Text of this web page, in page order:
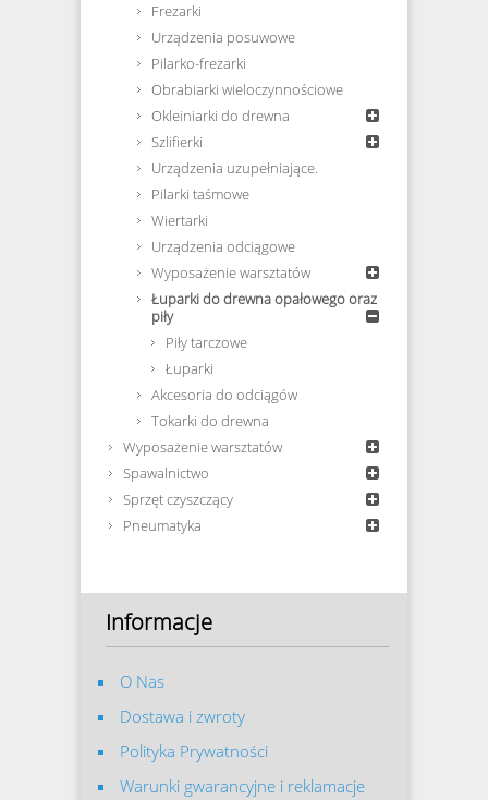
Frezarki
Urządzenia posuwowe
Pilarko-frezarki
Obrabiarki wieloczynnościowe
Okleiniarki do drewna
Szlifierki
Urządzenia uzupełniające.
Pilarki taśmowe
Wiertarki
Urządzenia odciągowe
Wyposażenie warsztatów
Łuparki do drewna opałowego oraz
piły
Piły tarczowe
Łuparki
Akcesoria do odciągów
Tokarki do drewna
Wyposażenie warsztatów
Spawalnictwo
Sprzęt czyszczący
Pneumatyka
Informacje
O Nas
Dostawa i zwroty
Polityka Prywatności
Warunki gwarancyjne i reklamacje